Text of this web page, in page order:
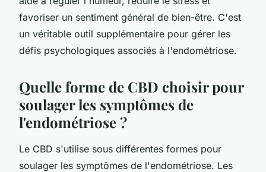
favoriser un sentiment général de bien-être. C'est
un véritable outil supplémentaire pour gérer les
défis psychologiques associés à l'endométriose.
Quelle forme de CBD choisir pour
soulager les symptômes de
l'endométriose ?
Le CBD s'utilise sous différentes formes pour
soulager les symptômes de l'endométriose. Les